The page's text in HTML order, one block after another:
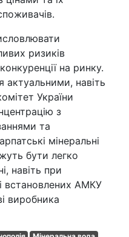
ризиків
на ринку.
навіть
України
з
та
мінеральні
бути легко
навіть при
встановлених АМКУ
виробника